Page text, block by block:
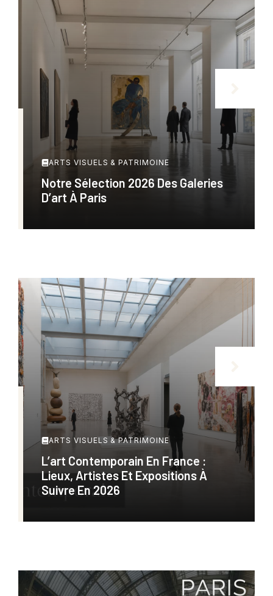
ARTS VISUELS & PATRIMOINE
Notre Sélection 2026 Des Galeries
D’art À Paris
ARTS VISUELS & PATRIMOINE
L’art Contemporain En France :
Lieux, Artistes Et Expositions À
Suivre En 2026